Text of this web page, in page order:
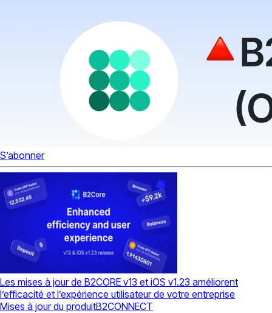
S’abonner
Les mises à jour de B2CORE v13 et iOS v1.23 améliorent
l’efficacité et l’expérience utilisateur de votre entreprise
Mises à jour du produitB2CONNECT